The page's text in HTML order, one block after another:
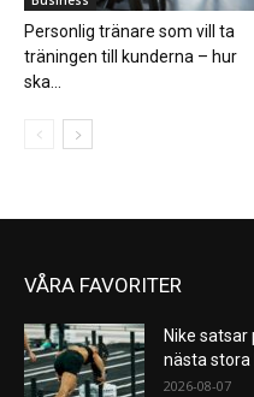
Personlig tränare som vill ta
träningen till kunderna – hur
ska...
VÅRA FAVORITER
Nike
nästa stora
2026-08-07